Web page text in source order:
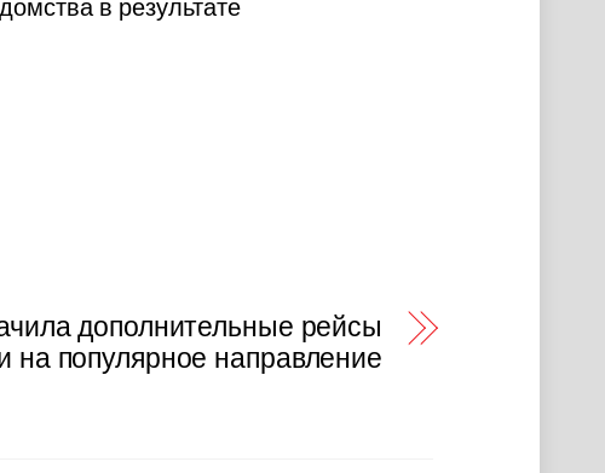
в результате
дополнительные рейсы
на популярное направление